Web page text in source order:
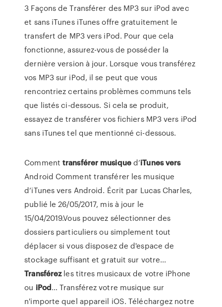
3 Façons de Transférer des MP3 sur iPod avec
et sans iTunes iTunes offre gratuitement le
transfert de MP3 vers iPod. Pour que cela
fonctionne, assurez-vous de posséder la
dernière version à jour. Lorsque vous transférez
vos MP3 sur iPod, il se peut que vous
rencontriez certains problèmes communs tels
que listés ci-dessous. Si cela se produit,
essayez de transférer vos fichiers MP3 vers iPod
sans iTunes tel que mentionné ci-dessous.
Commenttransférer musiqued’iTunesvers
Android Comment transférer les musique
d’iTunes vers Android. Écrit par Lucas Charles,
publié le 26/05/2017, mis à jour le
15/04/2019.Vous pouvez sélectionner des
dossiers particuliers ou simplement tout
déplacer si vous disposez de d'espace de
stockage suffisant et gratuit sur votre...
Transférezles titres musicaux de votre iPhone
ou iPod… Transférez votre musique sur
n'importe quel appareil iOS. Téléchargez notre